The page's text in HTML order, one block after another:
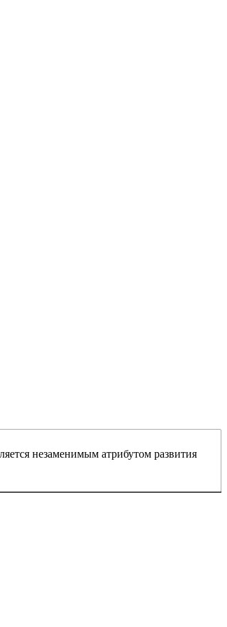
незаменимым атрибутом развития